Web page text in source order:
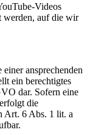
Videos
werden, auf die wir
ansprechenden
ein berechtigtes
dar. Sofern eine
die
Art. 6 Abs. 1 lit. a